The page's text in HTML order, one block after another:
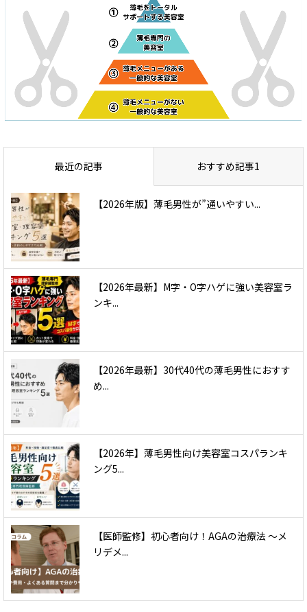
最近の記事 おすすめ記事1
【2026年版】薄毛男性が”通いやすい...
【2026年最新】M字・O字ハゲに強い美容室ラ
ンキ...
【2026年最新】30代40代の薄毛男性におすす
め...
【2026年】薄毛男性向け美容室コスパランキ
ング5...
【医師監修】初心者向け！AGAの治療法 〜メ
リデメ...